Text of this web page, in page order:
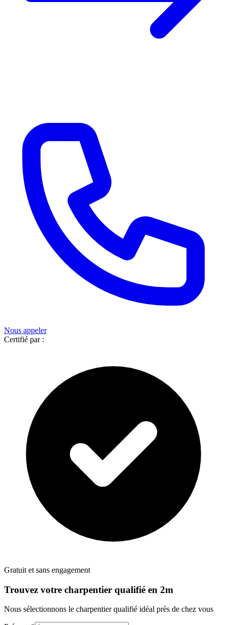
Nous appeler
Certifié par :
Gratuit et sans engagement
Trouvez votre charpentier qualifié en 2m
Nous sélectionnons le charpentierqualifié idéal près de chez vous